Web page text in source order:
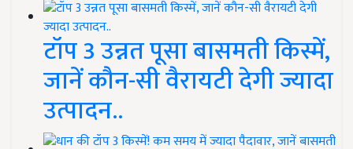
टॉप 3 उन्नत पूसा बासमती किस्में,
जानें कौन-सी वैरायटी देगी ज्यादा
उत्पादन..